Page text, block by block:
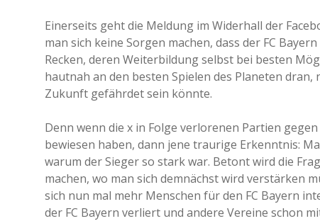
Einerseits geht die Meldung im Widerhall der
man sich keine Sorgen machen, dass der FC
Recken, deren Weiterbildung selbst bei besten
hautnah an den besten Spielen des Planeten
Zukunft gefährdet sein könnte.
Denn wenn die x in Folge verlorenen Partien
bewiesen haben, dann jene traurige Erkenntnis:
warum der Sieger so stark war. Betont wird die
machen, wo man sich demnächst wird verstärken
sich nun mal mehr Menschen für den FC Bayern
der FC Bayern verliert und andere Vereine schon